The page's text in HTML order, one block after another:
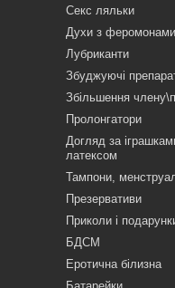
Секс ляльки
Духи з феромонами
Лубриканти
Збуджуючі
Збільшення
Пролонгатори
Догляд за
латексом
Тампони,
Презервативи
Приколи і
БДСМ
Еротична білизна